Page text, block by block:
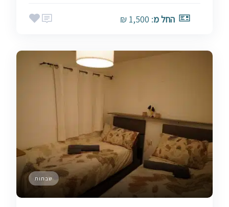
החל מ: 1,500 ₪
שבתות